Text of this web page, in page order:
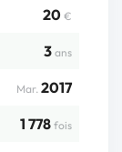
20 €
3 ans
Mar. 2017
1 778 fois